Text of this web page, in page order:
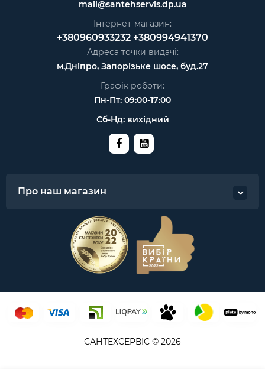
mail@santehservis.dp.ua
Інтернет-магазин:
+380960933232 +380994941370
Адреса точки видачі:
м.Дніпро, Запорізьке шосе, буд.27
Графік роботи:
Пн-Пт: 09:00-17:00
Сб-Нд: вихідний
Про наш магазин
САНТЕХСЕРВІС © 2026